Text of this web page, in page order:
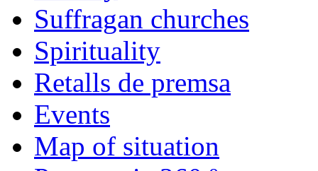
Suffragan churches
Spirituality
Retalls de premsa
Events
Map of situation